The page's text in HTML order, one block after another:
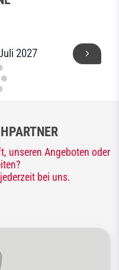
2027
unseren Angeboten oder
bei uns.